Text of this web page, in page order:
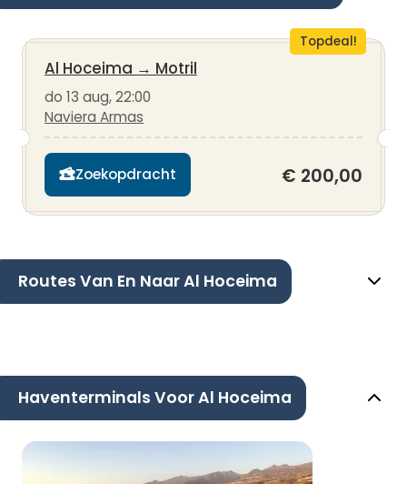
Topdeal!
Al Hoceima → Motril
do 13 aug, 22:00
Naviera Armas
Zoekopdracht € 200,00
Routes Van En Naar Al Hoceima
Haventerminals Voor Al Hoceima